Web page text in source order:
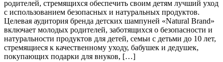
родителей, стремящихся обеспечить своим детям лучший уход
с использованием безопасных и натуральных продуктов.
Целевая аудитория бренда детских шампуней «Natural Brand»
включает молодых родителей, заботящихся о безопасности и
натуральности продуктов для детей, семьи с детьми до 10 лет,
стремящиеся к качественному уходу, бабушек и дедушек,
покупающих подарки для внуков, […]